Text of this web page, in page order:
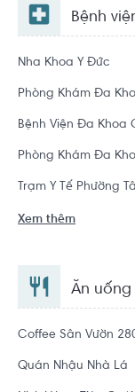
Bệnh
Nha Khoa Y Đức
Phòng Khám Đa
Bệnh Viện Đa Khoa
Phòng Khám Đa
Trạm Y Tế Phường
Xem thêm
Ăn uống
Coffee Sân Vườn
Quán Nhậu Nhà Lá